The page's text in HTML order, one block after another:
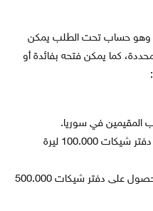
وهو حساب تحت الطلب يمكن
كما يمكن فتحه بفائدة أو
المقيمين في سوريا.
الحد الأدنى لفتح الحساب بدون دفتر شيكات 100.000 ليرة
الحد الأدنى لفتح الحساب مع الحصول على دفتر شيكات 500.000